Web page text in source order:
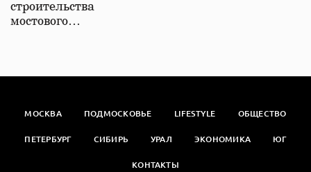
строительства
мостового…
МОСКВА ПОДМОСКОВЬЕ LIFESTYLE ОБЩЕСТВО
ПЕТЕРБУРГ СИБИРЬ УРАЛ ЭКОНОМИКА ЮГ
КОНТАКТЫ